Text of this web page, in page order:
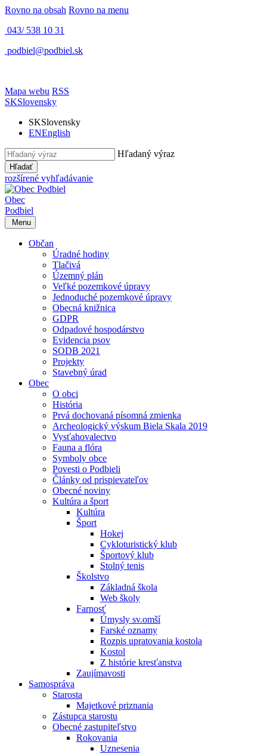
Rovno na obsah Rovno na menu
043/ 538 10 31
podbiel@podbiel.sk
Mapa webu RSS
SKSlovensky
SKSlovensky
ENEnglish
Hľadaný výraz
Hľadať
rozšírené vyhľadávanie
Obec
Podbiel
Menu
Občan
Úradné hodiny
Tlačivá
Územný plán
Veľké pozemkové úpravy
Jednoduché pozemkové úpravy
Obecná knižnica
GDPR
Odpadové hospodárstvo
Evidencia psov
SODB 2021
Projekty
Stavebný úrad
Obec
O obci
História
Prvá dochovaná písomná zmienka
Archeologický výskum Biela Skala 2019
Vysťahovalectvo
Fauna a flóra
Symboly obce
Povesti o Podbieli
Články od prispievateľov
Obecné noviny
Kultúra a šport
Kultúra
Šport
Hokej
Cykloturistický klub
Športový klub
Stolný tenis
Školstvo
Základná škola
Web školy
Farnosť
Úmysly sv.omší
Farské oznamy
Rozpis upratovania kostola
Kostol
Z histórie kresťanstva
Zaujímavosti
Samospráva
Starosta
Majetkové priznania
Zástupca starostu
Obecné zastupiteľstvo
Rokovania
Uznesenia